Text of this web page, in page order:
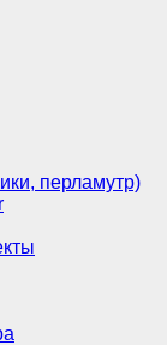
перламутр)